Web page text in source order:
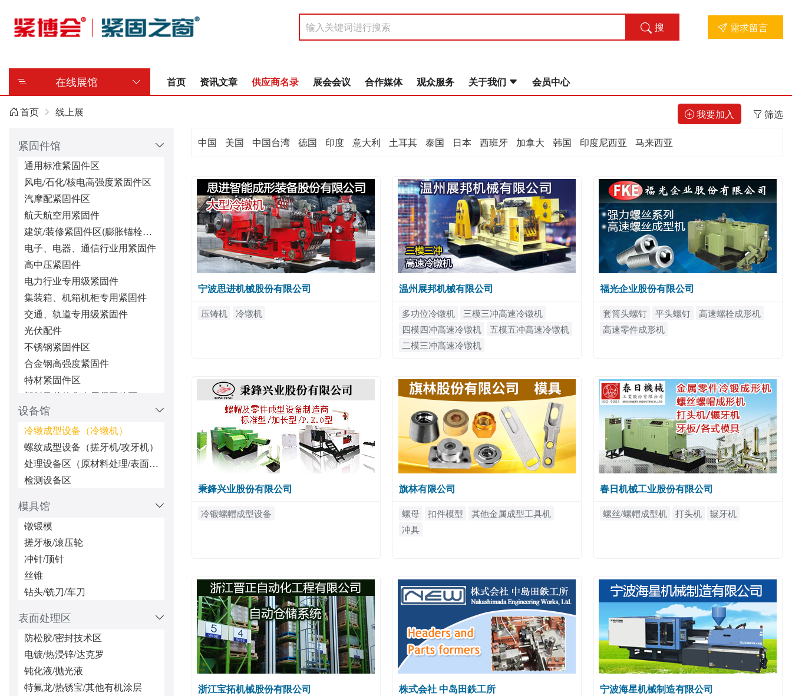
搜
需求留言
在线展馆 首页 资讯文章 供应商名录 展会会议 合作媒体 观众服务 关于我们 会员中心
首页 线上展
紧固件馆
通用标准紧固件区
风电/石化/核电高强度紧固件区
汽摩配紧固件区
航天航空用紧固件
建筑/装修紧固件区(膨胀锚栓、钻尾螺丝等)
电子、电器、通信行业用紧固件
高中压紧固件
电力行业专用级紧固件
集装箱、机箱机柜专用紧固件
交通、轨道专用级紧固件
光伏配件
不锈钢紧固件区
合金钢高强度紧固件
特材紧固件区
塑料及其他非金属紧固件区
微型/精密机械配件
超长超大紧固件区
五金冲压件区
锁紧/防松紧固件区
铆接紧固件区
密封类（密封圈、油封、堵头）
索具、吊环
安装工具区(扳手、铆接工具等)
特殊非标件/异型紧固件区
设备馆
冷镦成型设备（冷镦机）
螺纹成型设备（搓牙机/攻牙机）
处理设备区（原材料处理/表面处理/热处理/防松处理）
检测设备区
模具馆
镦锻模
搓牙板/滚压轮
冲针/顶针
丝锥
钻头/铣刀/车刀
表面处理区
防松胶/密封技术区
电镀/热浸锌/达克罗
钝化液/抛光液
特氟龙/热锈宝/其他有机涂层
我要加入 筛选
中国 美国 中国台湾 德国 印度 意大利 土耳其 泰国 日本 西班牙 加拿大 韩国 印度尼西亚 马来西亚
宁波思进机械股份有限公司
压铸机 冷镦机
温州展邦机械有限公司
多功位冷镦机
三模三冲高速冷镦机
四模四冲高速冷镦机
五模五冲高速冷镦机
二模三冲高速冷镦机
福光企业股份有限公司
套筒头螺钉 平头螺钉
高速螺栓成形机
高速零件成形机
秉鋒兴业股份有限公司
冷锻螺帽成型设备
旗林有限公司
螺母 扣件模型
其他金属成型工具机
冲具
春日机械工业股份有限公司
螺丝/螺帽成型机 打头机 辗牙机
浙江宝拓机械股份有限公司 株式会社 中岛田鉄工所 宁波海星机械制造有限公司